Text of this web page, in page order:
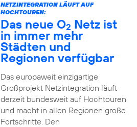
NETZINTEGRATION LÄUFT AUF
HOCHTOUREN:
Das neue O2 Netz ist
in immer mehr
Städten und
Regionen verfügbar
Das europaweit einzigartige
Großprojekt Netzintegration läuft
derzeit bundesweit auf Hochtouren
und macht in allen Regionen große
Fortschritte. Den